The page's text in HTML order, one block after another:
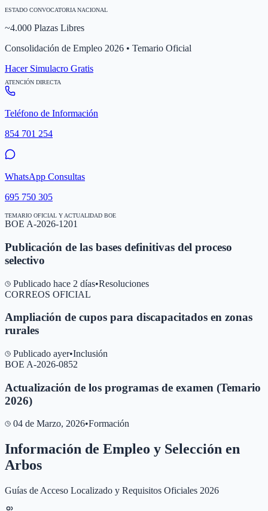
ESTADO CONVOCATORIA NACIONAL
~4.000 Plazas Libres
Consolidación de Empleo 2026 • Temario Oficial
Hacer Simulacro Gratis
ATENCIÓN DIRECTA
Teléfono de Información
854 701 254
WhatsApp Consultas
695 750 305
TEMARIO OFICIAL Y ACTUALIDAD BOE
BOE A-2026-1201
Publicación de las bases definitivas del proceso
selectivo
Publicado hace 2 días•Resoluciones
CORREOS OFICIAL
Ampliación de cupos para discapacitados en zonas
rurales
Publicado ayer•Inclusión
BOE A-2026-0852
Actualización de los programas de examen (Temario
2026)
04 de Marzo, 2026•Formación
Información de Empleo y Selección en
Arbos
Guías de Acceso Localizado y Requisitos Oficiales 2026